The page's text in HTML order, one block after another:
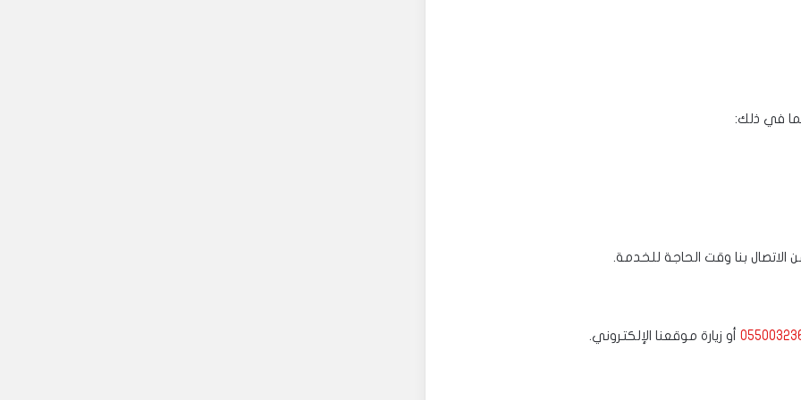
بما في ذلك:
بنا وقت الحاجة للخدمة.
أو زيارة موقعنا الإلكتروني.